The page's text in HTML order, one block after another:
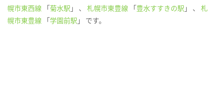
幌市東西線 「菊水駅 」 、 札幌市東豊線 「豊水すすきの駅 」 、 札
幌市東豊線 「学園前駅 」 です。